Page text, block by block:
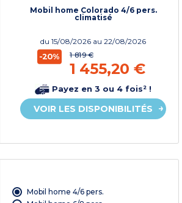
Mobil home Colorado 4/6 pers.
climatisé
du15/08/2026 au 22/08/2026
-20% 1 819 €
1 455,20 €
Payez en 3 ou 4 fois² !
VOIR LES DISPONIBILITÉS
Mobil home 4/6 pers.